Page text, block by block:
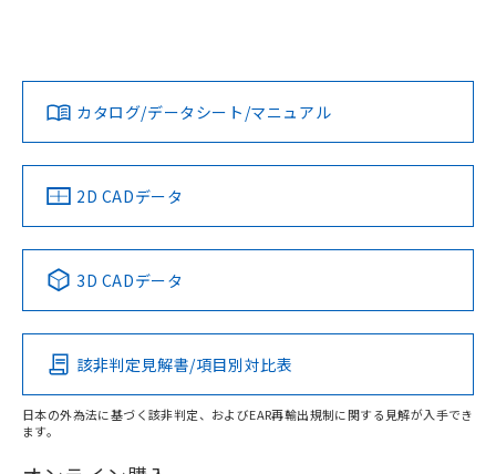
タイムチャート
上、n: 20mm以上
検出領域
ダウンロードデータをご利用いただく前に、以下を必ずお読
みください。
ソフトウェアの使用条件
対応済み
中国 RoHS 注意事項・凡例
Pb Hg Cd Cr(VI)
O
LR型式承認
（イギリス
船舶規格）
DNV型式承認
（ノルウェー
BV型式承認
（フランス
KR型式
（韓国
No No No No
この製品の規格認証/適合状況ページへ
その他の認証はこちらのページからご検索ください
カタログ/データシート/マニュアル
2D CADデータ
3D CADデータ
該非判定見解書/項目別対比表
日本の外為法に基づく該非判定、およびEAR再輸出規制に関する見解が入手でき
ます。